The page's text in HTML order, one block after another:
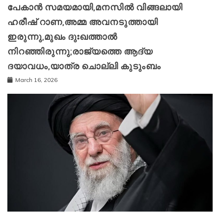
പേകാൻ സമയമായി,മനസിൽ വിങ്ങലായി
ഹരീഷ് റാണ,അമ്മ അവനടുത്തായി
ഇരുന്നു,മുഖം ദുഃഖത്താൽ
നിറഞ്ഞിരുന്നു;രാജ്യത്തെ ആദ്യ
ദയാവധം,യാത്ര ചൊല്ലി കുടുംബം
March 16, 2026